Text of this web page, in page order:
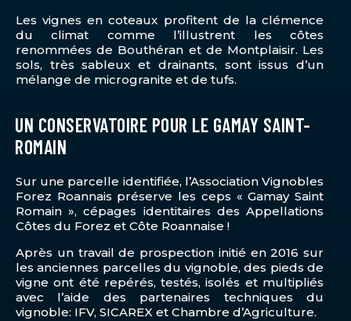
Les vignes en coteaux profitent de la clémence
du climat comme l’illustrent les côtes
renommées de Bouthéran et de Montplaisir. Les
sols, très sableux et drainants, sont issus d’un
mélange de microgranite et de tufs.
UN CONSERVATOIRE POUR LE GAMAY SAINT-
ROMAIN
Sur une parcelle identifiée, l’Association Vignobles
Forez Roannais préserve les ceps « Gamay Saint
Romain », cépages identitaires des Appellations
Côtes du Forez et Côte Roannaise !
Après un travail de prospection initié en 2016 sur
les anciennes parcelles du vignoble, des pieds de
vigne ont été repérés, testés, isolés et multipliés
avec l’aide des partenaires techniques du
vignoble: IFV, SICAREX et Chambre d’Agriculture.